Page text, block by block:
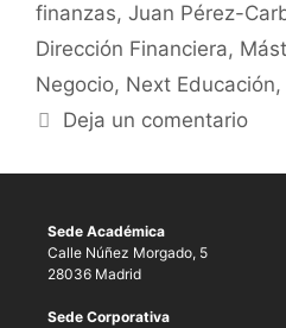
finanzas, Juan Pérez-
Dirección Financiera,
Negocio, Next Educación,
Deja un comentario
Sede Académica
Calle Núñez Morgado, 5
28036 Madrid
Sede Corporativa